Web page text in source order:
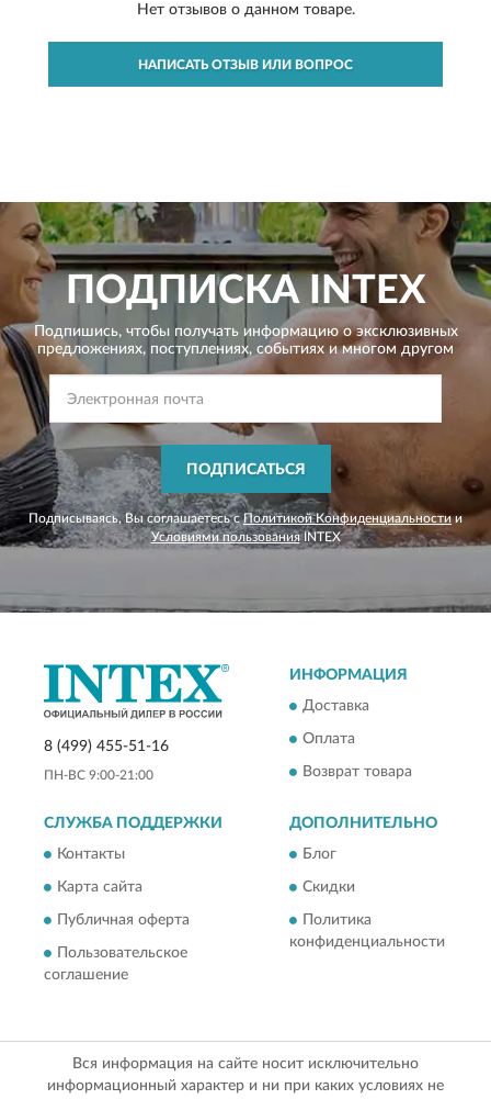
Нет отзывов о данном товаре.
НАПИСАТЬ ОТЗЫВ ИЛИ ВОПРОС
ПОДПИСКАINTEX
Подпишись, чтобы получать информацию о эксклюзивных
предложениях, поступлениях, событиях и многом другом
ПОДПИСАТЬСЯ
Подписываясь, Вы соглашаетесь сПолитикой Конфиденциальности и
Условиями пользованияINTEX
8 (499) 455-51-16
ПН-ВС 9:00-21:00
ИНФОРМАЦИЯ
Доставка
Оплата
Возврат товара
СЛУЖБА ПОДДЕРЖКИ
Контакты
Карта сайта
Публичная оферта
Пользовательское
соглашение
ДОПОЛНИТЕЛЬНО
Блог
Скидки
Политика
конфиденциальности
Вся информация на сайте носит исключительно
информационный характер и ни при каких условиях не